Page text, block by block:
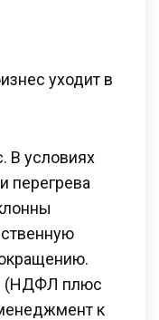
уходит в
В условиях
перегрева
(НДФЛ плюс
к